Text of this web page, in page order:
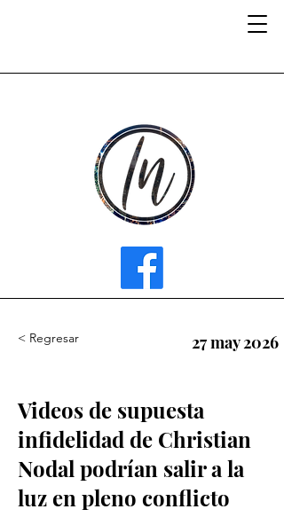
< Regresar 27 may 2026
Videos de supuesta
infidelidad de Christian
Nodal podrían salir a la
luz en pleno conflicto